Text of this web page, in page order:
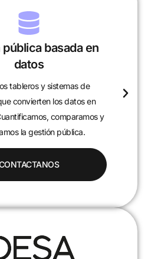
basada en
datos
tableros y sistemas de
convierten los datos en
comparamos y
la gestión pública.